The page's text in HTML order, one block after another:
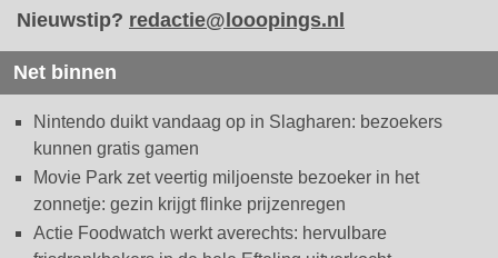
Nieuwstip? redactie@looopings.nl
Net binnen
Nintendo duikt vandaag op in Slagharen: bezoekers
kunnen gratis gamen
Movie Park zet veertig miljoenste bezoeker in het
zonnetje: gezin krijgt flinke prijzenregen
Actie Foodwatch werkt averechts: hervulbare